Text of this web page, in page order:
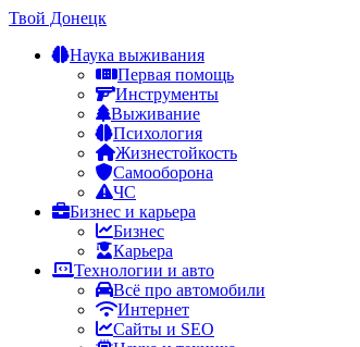
Твой Донецк
Наука выживания
Первая помощь
Инструменты
Выживание
Психология
Жизнестойкость
Самооборона
ЧС
Бизнес и карьера
Бизнес
Карьера
Технологии и авто
Всё про автомобили
Интернет
Сайты и SEO